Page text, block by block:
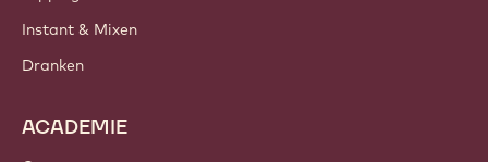
Noteningrediënten